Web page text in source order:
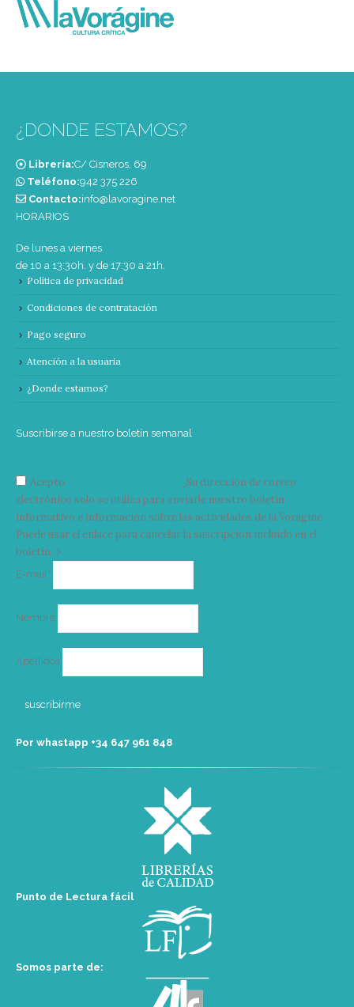
¿DONDE ESTAMOS?
Librería:C/ Cisneros, 69
Teléfono:‭942 375 226‬
Contacto:info@lavoragine.net
HORARIOS
De lunes a viernes
de 10 a 13:30h. y de 17:30 a 21h.
Política de privacidad
Condiciones de contratación
Pago seguro
Atención a la usuaria
¿Donde estamos?
Suscribirse a nuestro boletín semanal
Acepto
Su dirección de correo
electrónico solo se utiliza para enviarle nuestro boletín
informativo e información sobre las actividades de la Vorágine.
Puede usar el enlace para cancelar la suscripción incluido en el
boletín. >
E-mail*
Nombre
Apellidos
Por whastapp +34 ‭647 961 848‬
Punto de Lectura fácil
Somos parte de: